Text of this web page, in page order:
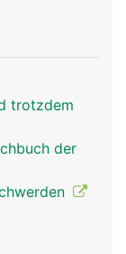
trotzdem
der